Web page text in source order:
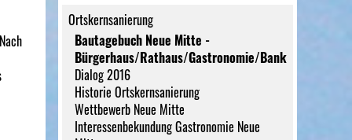
Ortskernsanierung
Bautagebuch Neue Mitte -
Bürgerhaus/Rathaus/Gastronomie/Bank
Dialog 2016
Historie Ortskernsanierung
Wettbewerb Neue Mitte
Interessenbekundung Gastronomie Neue